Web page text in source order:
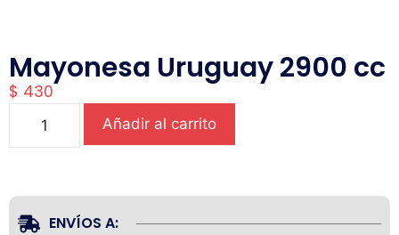
Mayonesa Uruguay 2900 cc
$ 430
Añadir al carrito
ENVÍOS A: